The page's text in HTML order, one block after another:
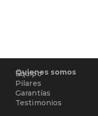
Quienes somos
Equipo
Pilares
Garantías
Testimonios